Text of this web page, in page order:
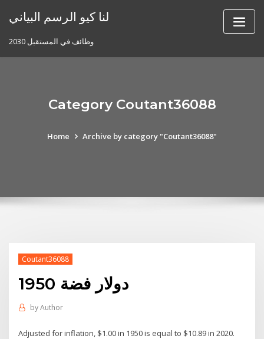
لنا كيو الرسم البياني
وظائف في المستقبل 2030
Category Coutant36088
Home Archive by category "Coutant36088"
Coutant36088
1950 دولار فضة
byAuthor
Adjusted for inflation, $1.00 in 1950 is equal to $10.89 in 2020.